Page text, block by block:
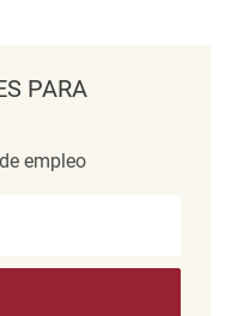
PARA
empleo